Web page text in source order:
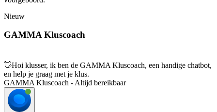
Nieuw
GAMMA Kluscoach
👋Hoi klusser, ik ben de GAMMA Kluscoach, een handige chatbot,
en help je graag met je klus.
GAMMA Kluscoach - Altijd bereikbaar